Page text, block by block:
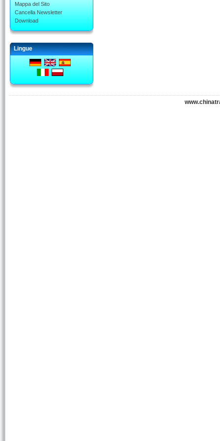
Mappa del Sito
Cancella Newsletter
Download
Lingue